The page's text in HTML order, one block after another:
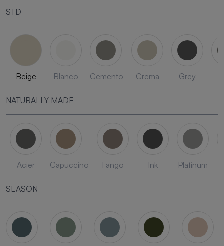
STD
Beige Blanco Cemento Crema Grey
NATURALLY MADE
Acier Capuccino Fango Ink Platinum
SEASON